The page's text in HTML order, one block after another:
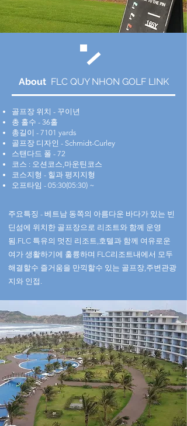
About FLC QUY NHON GOLF LINK
골프장 위치 - 꾸이년
총 홀수 - 36홀
총길이 - 7101 yards
골프장 디자인 - Schmidt-Curley
스탠다드 폴 - 72
코스 : 오션코스,마운틴코스
코스지형 - 힐과 평지지형
​오프타임 - 05:30(05:30) ~
​주요특징 - 베트남 동쪽의 아름다운 바다가 있는 빈
딘섬에 위치한 골프장으로 리조트와 함께 운영
됨.FLC 특유의 멋진 리조트,호텔과 함께 여유로운
여가 생활하기에 훌륭하며 FLC리조트내에서 모두
해결할수 즐거움을 만끽할수 있는 골프장,주변관광
지와 인접.